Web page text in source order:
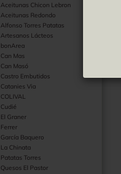
Grüne Oliven
Aceitunas Chicon Lebron
Aceitunas Redondo
Alfonso Torres Patatas
Artesanos Lácteos
bonArea
Can Mas
Can Masó
Castro Embutidos
Catanies Via
COLIVAL
Cudié
El Graner
Ferrer
García Baquero
La Chinata
Patatas Torres
Quesos El Pastor